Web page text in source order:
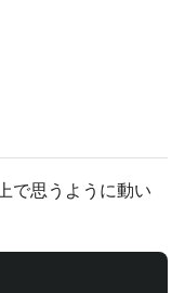
で思うように動い